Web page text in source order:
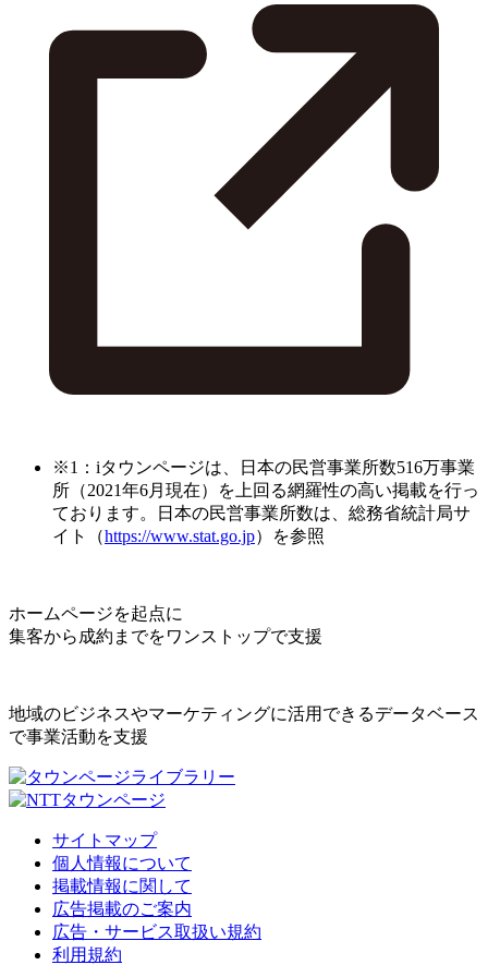
※1：iタウンページは、日本の民営事業所数516万事業
所（2021年6月現在）を上回る網羅性の高い掲載を行っ
ております。日本の民営事業所数は、総務省統計局サ
イト（https://www.stat.go.jp）を参照
ホームページを起点に
集客から成約までをワンストップで支援
地域のビジネスやマーケティングに活用できるデータベース
で事業活動を支援
サイトマップ
個人情報について
掲載情報に関して
広告掲載のご案内
広告・サービス取扱い規約
利用規約